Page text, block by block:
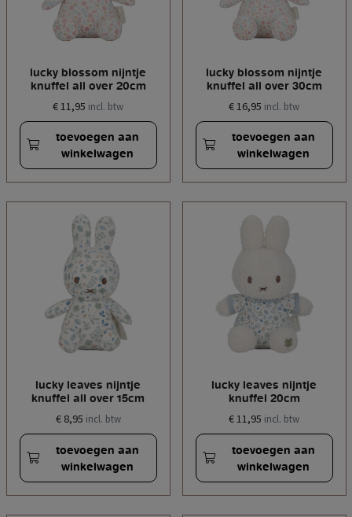
lucky blossom nijntje
knuffel all over 20cm
€ 11,95 incl. btw
toevoegen aan
winkelwagen
lucky blossom nijntje
knuffel all over 30cm
€ 16,95 incl. btw
toevoegen aan
winkelwagen
lucky leaves nijntje
knuffel all over 15cm
€ 8,95 incl. btw
toevoegen aan
winkelwagen
lucky leaves nijntje
knuffel 20cm
€ 11,95 incl. btw
toevoegen aan
winkelwagen